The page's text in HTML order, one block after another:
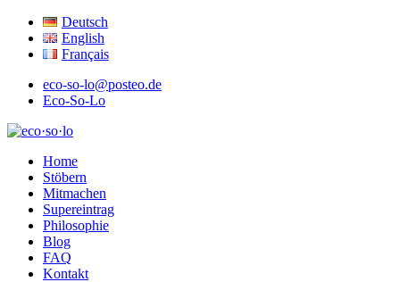
Deutsch
English
Français
eco-so-lo@posteo.de
Eco-So-Lo
eco·so·lo
Home
Stöbern
Mitmachen
Supereintrag
Philosophie
Blog
FAQ
Kontakt